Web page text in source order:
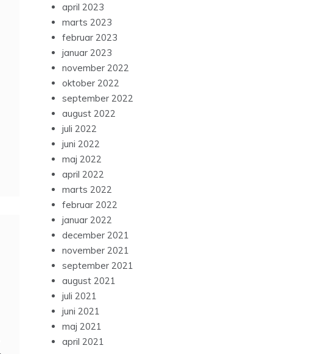
marts 2023
februar 2023
januar 2023
november 2022
oktober 2022
september 2022
august 2022
juli 2022
juni 2022
maj 2022
april 2022
marts 2022
februar 2022
januar 2022
december 2021
november 2021
september 2021
august 2021
juli 2021
juni 2021
maj 2021
april 2021